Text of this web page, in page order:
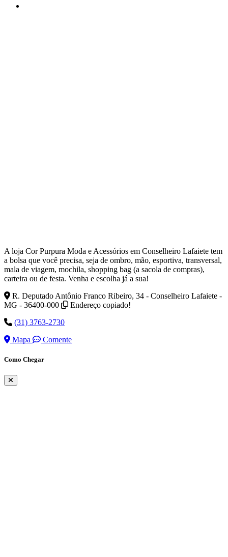
A loja Cor Purpura Moda e Acessórios em Conselheiro Lafaiete tem
a bolsa que você precisa, seja de ombro, mão, esportiva, transversal,
mala de viagem, mochila, shopping bag (a sacola de compras),
carteira ou de festa. Venha e escolha já a sua!
R. Deputado Antônio Franco Ribeiro, 34 - Conselheiro Lafaiete -
MG - 36400-000
Endereço copiado!
(31) 3763-2730
Mapa
Comente
Como Chegar